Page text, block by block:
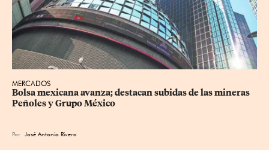
MERCADOS
Bolsa mexicana avanza; destacan subidas de las mineras
Peñoles y Grupo México
Por José Antonio Rivera